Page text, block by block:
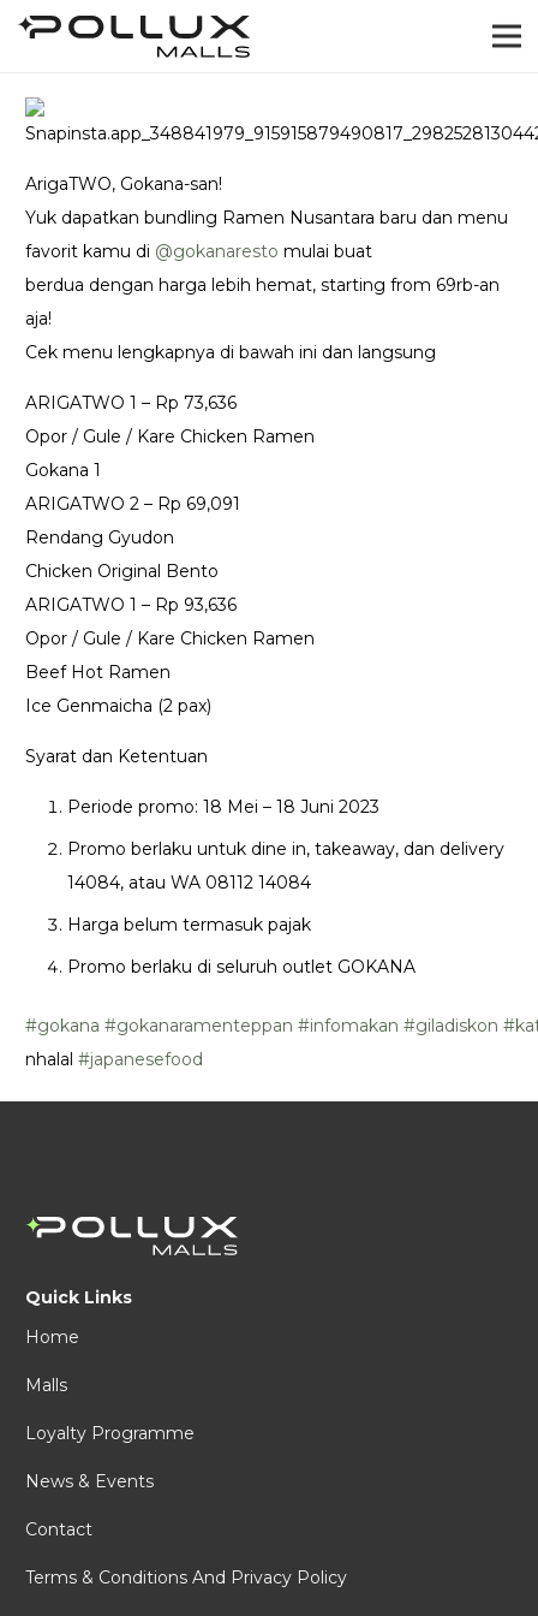
ArigaTWO, Gokana-san!
Yuk dapatkan bundling Ramen Nusantara baru dan menu
favorit kamu di @‌gokanaresto mulai buat
berdua dengan harga lebih hemat, starting from 69rb-an
aja!
Cek menu lengkapnya di bawah ini dan langsung
ARIGATWO 1 – Rp 73,636
Opor / Gule / Kare Chicken Ramen
Gokana 1
ARIGATWO 2 – Rp 69,091
Rendang Gyudon
Chicken Original Bento
ARIGATWO 1 – Rp 93,636
Opor / Gule / Kare Chicken Ramen
Beef Hot Ramen
Ice Genmaicha (2 pax)
Syarat dan Ketentuan
Periode promo: 18 Mei – 18 Juni 2023
Promo berlaku untuk dine in, takeaway, dan delivery
14084, atau WA 08112 14084
Harga belum termasuk pajak
Promo berlaku di seluruh outlet GOKANA
#gokana #gokanaramenteppan #infomakan #giladiskon
nhalal #japanesefood
Quick Links
Home
Malls
Loyalty Programme
News & Events
Contact
Terms & Conditions And Privacy Policy